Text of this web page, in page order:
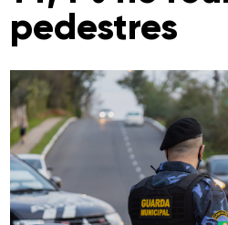
pedestres